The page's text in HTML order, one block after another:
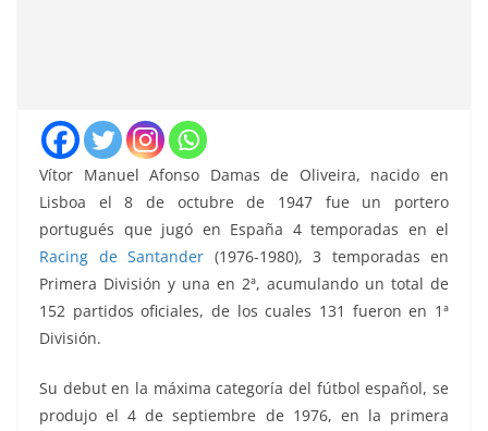
Vítor Manuel Afonso Damas de Oliveira, nacido en
Lisboa el 8 de octubre de 1947 fue un portero
portugués que jugó en España 4 temporadas en el
Racing de Santander (1976-1980), 3 temporadas en
Primera División y una en 2ª, acumulando un total de
152 partidos oficiales, de los cuales 131 fueron en 1ª
División.
Su debut en la máxima categoría del fútbol español, se
produjo el 4 de septiembre de 1976, en la primera